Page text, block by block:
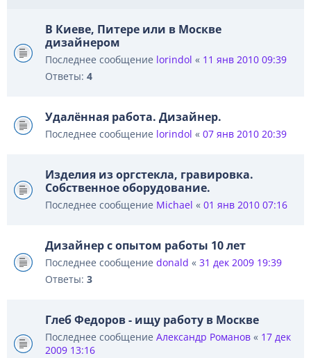
В Киеве, Питере или в Москве
дизайнером
Последнее сообщение lorindol « 11 янв 2010 09:39
Ответы: 4
Удалённая работа. Дизайнер.
Последнее сообщение lorindol « 07 янв 2010 20:39
Изделия из оргстекла, гравировка.
Собственное оборудование.
Последнее сообщение Michael « 01 янв 2010 07:16
Дизайнер с опытом работы 10 лет
Последнее сообщение donald « 31 дек 2009 19:39
Ответы: 3
Глеб Федоров - ищу работу в Москве
Последнее сообщение Александр Романов « 17 дек
2009 13:16